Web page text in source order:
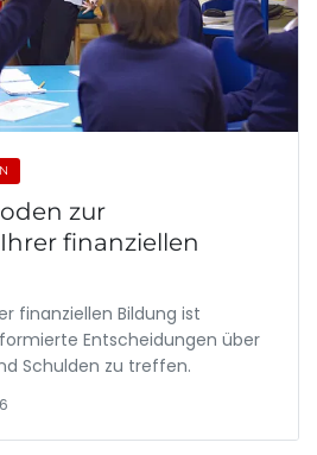
zur
finanziellen
finanziellen Bildung ist
Entscheidungen über
Schulden zu treffen.